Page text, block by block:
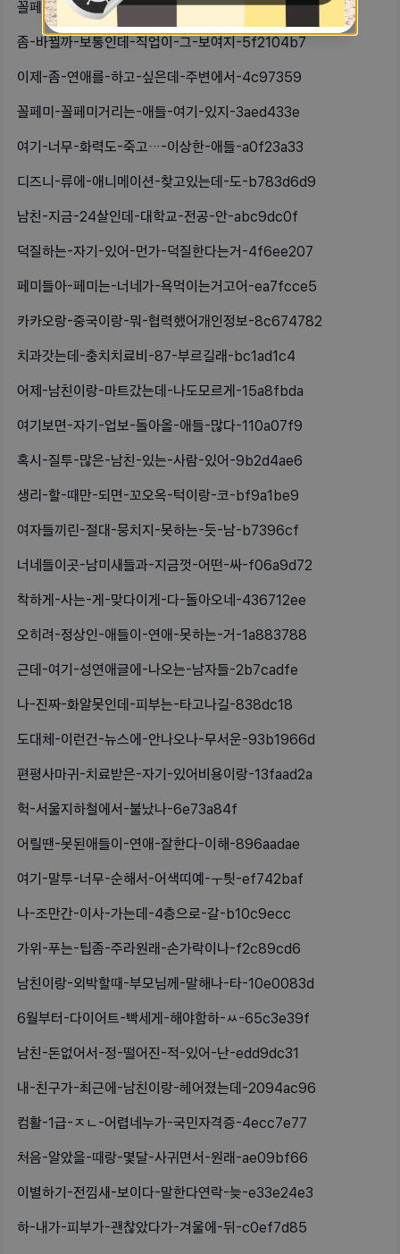
꼴페미가-뭔뜻임-de2d9014
좀-바뀔까-보통인데-직업이-그-보여지-5f2104b7
이제-좀-연애를-하고-싶은데-주변에서-4c97359
꼴페미-꼴페미거리는-애들-여기-있지-3aed433e
여기-너무-화력도-죽고…-이상한-애들-a0f23a33
디즈니-류에-애니메이션-찾고있는데-도-b783d6d9
남친-지금-24살인데-대학교-전공-안-abc9dc0f
덕질하는-자기-있어-먼가-덕질한다는거-4f6ee207
페미들아-페미는-너네가-욕먹이는거고어-ea7fcce5
카카오랑-중국이랑-뭐-협력했어개인정보-8c674782
치과갓는데-충치치료비-87-부르길래-bc1ad1c4
어제-남친이랑-마트갔는데-나도모르게-15a8fbda
여기보면-자기-업보-돌아올-애들-많다-110a07f9
혹시-질투-많은-남친-있는-사람-있어-9b2d4ae6
생리-할-때만-되면-꼬오옥-턱이랑-코-bf9a1be9
여자들끼린-절대-뭉치지-못하는-듯-남-b7396cf
너네들이곳-남미새들과-지금껏-어떤-싸-f06a9d72
착하게-사는-게-맞다이게-다-돌아오네-436712ee
오히려-정상인-애들이-연애-못하는-거-1a883788
근데-여기-성연애글에-나오는-남자들-2b7cadfe
나-진짜-화알못인데-피부는-타고나길-838dc18
도대체-이런건-뉴스에-안나오나-무서운-93b1966d
편평사마귀-치료받은-자기-있어비용이랑-13faad2a
헉-서울지하철에서-불났나-6e73a84f
어릴땐-못된애들이-연애-잘한다-이해-896aadae
여기-말투-너무-순해서-어색띠예-ㅜ틧-ef742baf
나-조만간-이사-가는데-4층으로-갈-b10c9ecc
가위-푸는-팁좀-주라원래-손가락이나-f2c89cd6
남친이랑-외박할때-부모님께-말해나-타-10e0083d
6월부터-다이어트-빡세게-해야함하-ㅆ-65c3e39f
남친-돈없어서-정-떨어진-적-있어-난-edd9dc31
내-친구가-최근에-남친이랑-헤어졌는데-2094ac96
컴활-1급-ㅈㄴ-어렵네누가-국민자격증-4ecc7e77
처음-알았을-때랑-몇달-사귀면서-원래-ae09bf66
이별하기-전낌새-보이다-말한다연락-늦-e33e24e3
하-내가-피부가-괜찮았다가-겨울에-뒤-c0ef7d85